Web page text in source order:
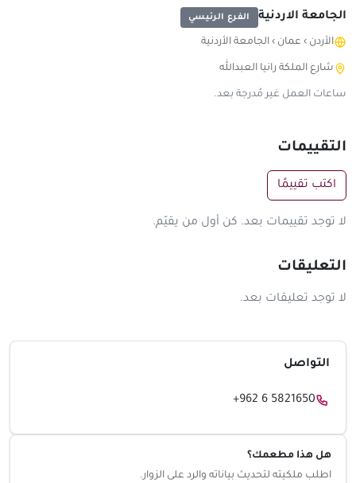
الجامعة الاردنية الفرع الرئيسي
الأردن › عمان › الجامعة الأردنية
شارع الملكة رانيا العبدالله
ساعات العمل غير مُدرجة بعد.
التقييمات
اكتب تقييمًا
لا توجد تقييمات بعد. كن أول من يقيّم.
التعليقات
لا توجد تعليقات بعد.
التواصل
+962 6 5821650
هل هذا مطعمك؟
اطلب ملكيته لتحديث بياناته والرد على الزوار.